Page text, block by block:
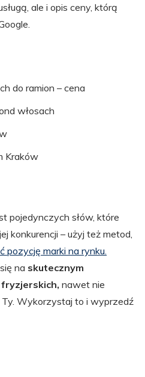
ale i opis ceny, którą
do ramion – cena
włosach
Kraków
pojedynczych słów, które
konkurencji – użyj też metod,
pozycję marki na rynku.
na skutecznym
nawet nie
Wykorzystaj to i wyprzedź